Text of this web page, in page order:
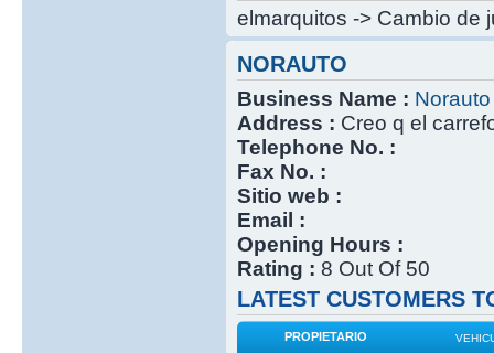
elmarquitos -> Cambio de
NORAUTO
Business Name : Norauto
Address : Creo q el
Telephone No. :
Fax No. :
Sitio web :
Email :
Opening Hours :
Rating : 8 Out Of 50
LATEST CUSTOMERS
PROPIETARIO